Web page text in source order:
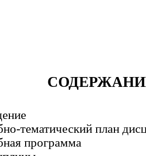
тематический план
программа